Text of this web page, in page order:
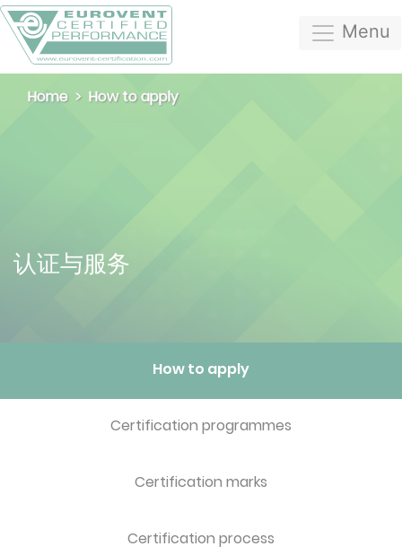
Menu
Home How to apply
认证与服务
How to apply
Certification programmes
Certification marks
Certification process